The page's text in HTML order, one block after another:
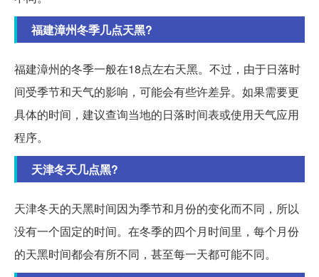
福建漳州冬季几点天黑?
福建漳州的冬季一般在18点左右天黑。不过，由于日落时
间受季节和天气的影响，可能会有些许差异。如果需要更
具体的时间，建议查询当地的日落时间表或使用天气应用
程序。
天津冬天几点黑?
天津冬天的天黑时间因为季节和月份的变化而不同，所以
没有一个固定的时间。在冬季的四个月时间里，每个月份
的天黑时间都会有所不同，甚至每一天都可能不同。